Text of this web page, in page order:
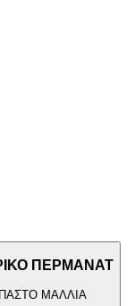
ΠΕΡΜΑΝΑΤ
ΜΑΛΛΙΑ